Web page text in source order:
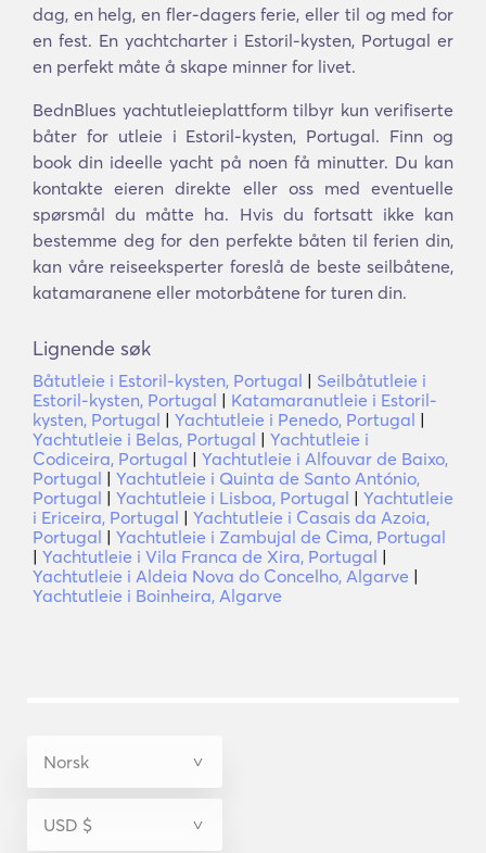
dag, en helg, en fler-dagers ferie, eller til og med for
en fest. En yachtcharter i Estoril-kysten, Portugal er
en perfekt måte å skape minner for livet.
BednBlues yachtutleieplattform tilbyr kun verifiserte
båter for utleie i Estoril-kysten, Portugal. Finn og
book din ideelle yacht på noen få minutter. Du kan
kontakte eieren direkte eller oss med eventuelle
spørsmål du måtte ha. Hvis du fortsatt ikke kan
bestemme deg for den perfekte båten til ferien din,
kan våre reiseeksperter foreslå de beste seilbåtene,
katamaranene eller motorbåtene for turen din.
Lignende søk
Båtutleie i Estoril-kysten, Portugal | Seilbåtutleie i
Estoril-kysten, Portugal | Katamaranutleie i Estoril-
kysten, Portugal | Yachtutleie i Penedo, Portugal |
Yachtutleie i Belas, Portugal | Yachtutleie i
Codiceira, Portugal | Yachtutleie i Alfouvar de Baixo,
Portugal | Yachtutleie i Quinta de Santo António,
Portugal | Yachtutleie i Lisboa, Portugal | Yachtutleie
i Ericeira, Portugal | Yachtutleie i Casais da Azoia,
Portugal | Yachtutleie i Zambujal de Cima, Portugal
| Yachtutleie i Vila Franca de Xira, Portugal |
Yachtutleie i Aldeia Nova do Concelho, Algarve |
Yachtutleie i Boinheira, Algarve